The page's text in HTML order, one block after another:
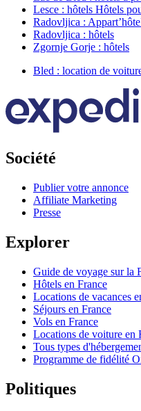
Lesce : hôtels Hôtels
Radovljica :
Radovljica : hôtels
Zgornje Gorje : hôtels
Bled : location de
Société
Publier votre annonce
Affiliate Marketing
Presse
Explorer
Guide de voyage sur la
Hôtels en France
Locations de vacances
Séjours en France
Vols en France
Locations de voiture en
Tous types
Programme de fidélité
Politiques